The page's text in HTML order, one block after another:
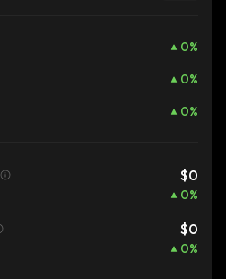
0%
0%
0%
$0
0%
$0
0%